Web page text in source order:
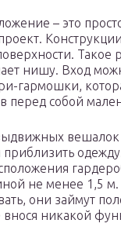
– это
Такое
нишу. Вход
гармошки,
перед собой
не менее 1,5
они займут
внося никакой